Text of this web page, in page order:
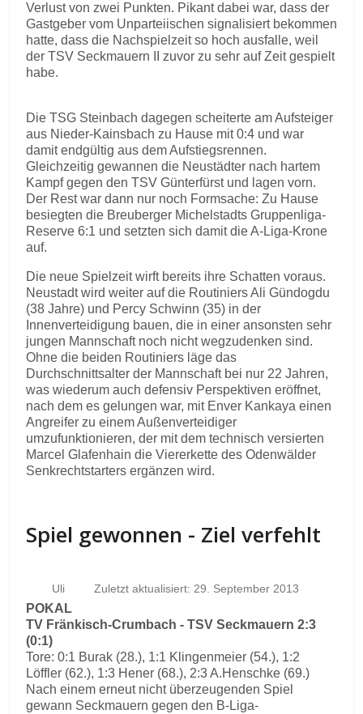
Verlust von zwei Punkten. Pikant dabei war, dass der
Gastgeber vom Unparteiischen signalisiert bekommen
hatte, dass die Nachspielzeit so hoch ausfalle, weil
der TSV Seckmauern II zuvor zu sehr auf Zeit gespielt
habe.
Die TSG Steinbach dagegen scheiterte am Aufsteiger
aus Nieder-Kainsbach zu Hause mit 0:4 und war
damit endgültig aus dem Aufstiegsrennen.
Gleichzeitig gewannen die Neustädter nach hartem
Kampf gegen den TSV Günterfürst und lagen vorn.
Der Rest war dann nur noch Formsache: Zu Hause
besiegten die Breuberger Michelstadts Gruppenliga-
Reserve 6:1 und setzten sich damit die A-Liga-Krone
auf.
Die neue Spielzeit wirft bereits ihre Schatten voraus.
Neustadt wird weiter auf die Routiniers Ali Gündogdu
(38 Jahre) und Percy Schwinn (35) in der
Innenverteidigung bauen, die in einer ansonsten sehr
jungen Mannschaft noch nicht wegzudenken sind.
Ohne die beiden Routiniers läge das
Durchschnittsalter der Mannschaft bei nur 22 Jahren,
was wiederum auch defensiv Perspektiven eröffnet,
nach dem es gelungen war, mit Enver Kankaya einen
Angreifer zu einem Außenverteidiger
umzufunktionieren, der mit dem technisch versierten
Marcel Glafenhain die Viererkette des Odenwälder
Senkrechtstarters ergänzen wird.
Spiel gewonnen - Ziel verfehlt
Uli Zuletzt aktualisiert: 29. September 2013
POKAL
TV Fränkisch-Crumbach - TSV Seckmauern 2:3
(0:1)
Tore: 0:1 Burak (28.), 1:1 Klingenmeier (54.), 1:2
Löffler (62.), 1:3 Hener (68.), 2:3 A.Henschke (69.)
Nach einem erneut nicht überzeugenden Spiel
gewann Seckmauern gegen den B-Liga-